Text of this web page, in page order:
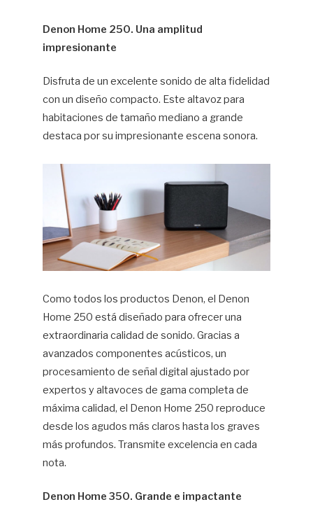
Denon Home 250. Una amplitud
impresionante
Disfruta de un excelente sonido de alta fidelidad
con un diseño compacto. Este altavoz para
habitaciones de tamaño mediano a grande
destaca por su impresionante escena sonora.
Como todos los productos Denon, el Denon
Home 250 está diseñado para ofrecer una
extraordinaria calidad de sonido. Gracias a
avanzados componentes acústicos, un
procesamiento de señal digital ajustado por
expertos y altavoces de gama completa de
máxima calidad, el Denon Home 250 reproduce
desde los agudos más claros hasta los graves
más profundos. Transmite excelencia en cada
nota.
Denon Home 350. Grande e impactante